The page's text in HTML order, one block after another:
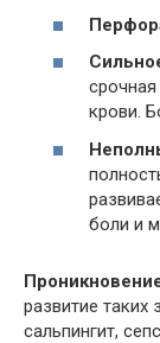
срочная
крови.
боли и
развитие таких
сальпингит,